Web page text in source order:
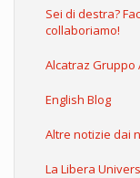
Sei di destra?
collaboriamo!
Alcatraz Gruppo
English Blog
Altre notizie dai
La Libera